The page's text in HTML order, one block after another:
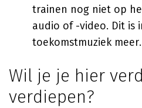
trainen nog niet op
audio of -video. Dit is
toekomstmuziek meer.
Wil je je hier
verdiepen?